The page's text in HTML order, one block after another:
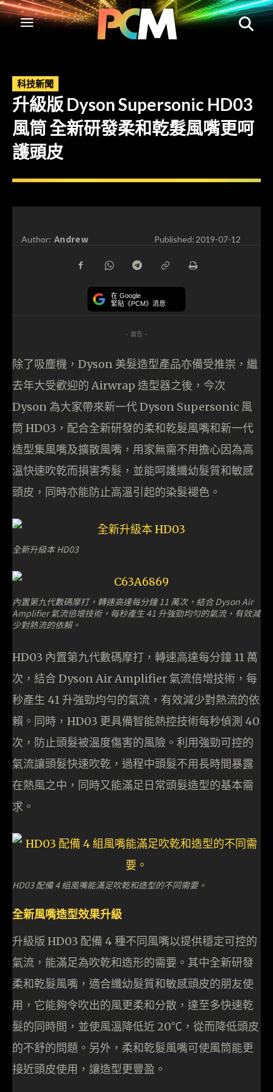
科技新聞
升級版 Dyson Supersonic HD03
風筒 全新研發柔和乾髮風嘴更呵
護頭皮
Author: Andrew Published:2019-07-12
在 Google
緊貼《PCM》消息
- 廣告 -
除了吸塵機，Dyson 美髮造型產品亦備受推崇，繼
去年大受歡迎的 Airwrap 造型器之後，今次
Dyson 為大家帶來新一代 Dyson Supersonic 風
筒 HD03，配合全新研發的柔和乾髮風嘴和新一代
造型集風嘴及擴散風嘴，用家無需不用擔心因為高
溫快速吹乾而損害秀髮，並能呵護纖幼髮質和敏感
頭皮，同時亦能防止高溫引起的染髮褪色。
全新升級本 HD03
內置第九代數碼摩打，轉速高達每分鐘 11 萬次，結合 Dyson Air
Amplifier 氣流倍增技術，每秒產生 41 升強勁均勻的氣流，有效減
少對熱流的依賴。
HD03 內置第九代數碼摩打，轉速高達每分鐘 11 萬
次，結合 Dyson Air Amplifier 氣流倍增技術，每
秒產生 41 升強勁均勻的氣流，有效減少對熱流的依
賴。同時，HD03 更具備智能熱控技術每秒偵測 40
次，防止頭髮被溫度傷害的風險。利用強勁可控的
氣流讓頭髮快速吹乾，過程中頭髮不用長時間暴露
在熱風之中，同時又能滿足日常頭髮造型的基本需
求。
HD03 配備 4 組風嘴能滿足吹乾和造型的不同需要。
全新風嘴造型效果升級
升級版 HD03 配備 4 種不同風嘴以提供穩定可控的
氣流，能滿足為吹乾和造形的需要。其中全新研發
柔和乾髮風嘴，適合纖幼髮質和敏感頭皮的朋友使
用，它能夠令吹出的風更柔和分散，達至多快速乾
髮的同時間，並使風溫降低近 20℃，從而降低頭皮
的不舒的問題。另外，柔和乾髮風嘴可使風筒能更
接近頭皮使用，讓造型更豐盈。